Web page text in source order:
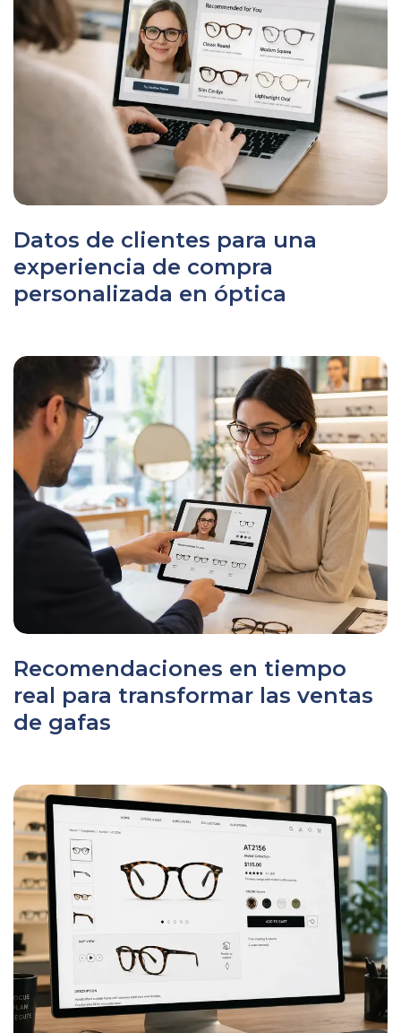
Datos de clientes para una
experiencia de compra
personalizada en óptica
Recomendaciones en tiempo
real para transformar las ventas
de gafas